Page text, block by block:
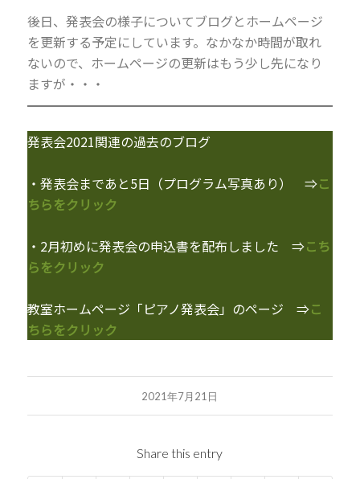
後日、発表会の様子についてブログとホームページ
を更新する予定にしています。なかなか時間が取れ
ないので、ホームページの更新はもう少し先になり
ますが・・・
発表会2021関連の過去のブログ
・発表会まであと5日（プログラム写真あり） ⇒こ
ちらをクリック
・2月初めに発表会の申込書を配布しました ⇒こち
らをクリック
教室ホームページ「ピアノ発表会」のページ ⇒こ
ちらをクリック
2021年7月21日
Share this entry